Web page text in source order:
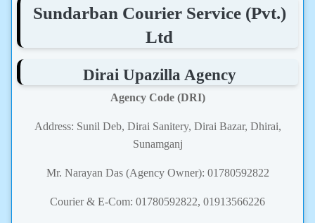
Sundarban Courier Service (Pvt.)
Ltd
Dirai Upazilla Agency
Agency Code (DRI)
Address: Sunil Deb, Dirai Sanitery, Dirai Bazar, Dhirai,
Sunamganj
Mr. Narayan Das (Agency Owner): 01780592822
Courier & E-Com: 01780592822, 01913566226